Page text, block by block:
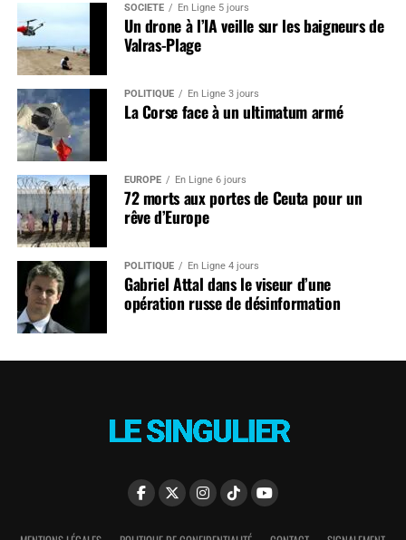
SOCIÉTÉ En Ligne 5 jours
Un drone à l’IA veille sur les baigneurs de
Valras-Plage
POLITIQUE En Ligne 3 jours
La Corse face à un ultimatum armé
EUROPE En Ligne 6 jours
72 morts aux portes de Ceuta pour un
rêve d’Europe
POLITIQUE En Ligne 4 jours
Gabriel Attal dans le viseur d’une
opération russe de désinformation